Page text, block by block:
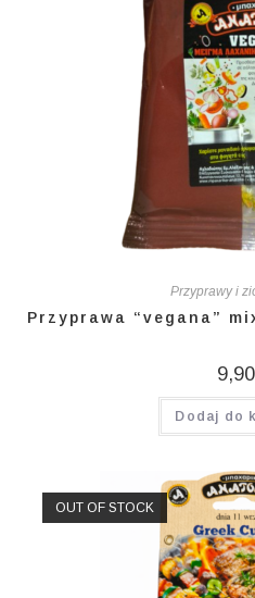
Przyprawy i
Przyprawa “vegana”
9,90
Dodaj do
OUT OF STOCK